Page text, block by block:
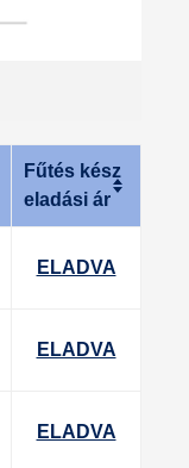
Fűtés kész
eladási ár
ELADVA
ELADVA
ELADVA